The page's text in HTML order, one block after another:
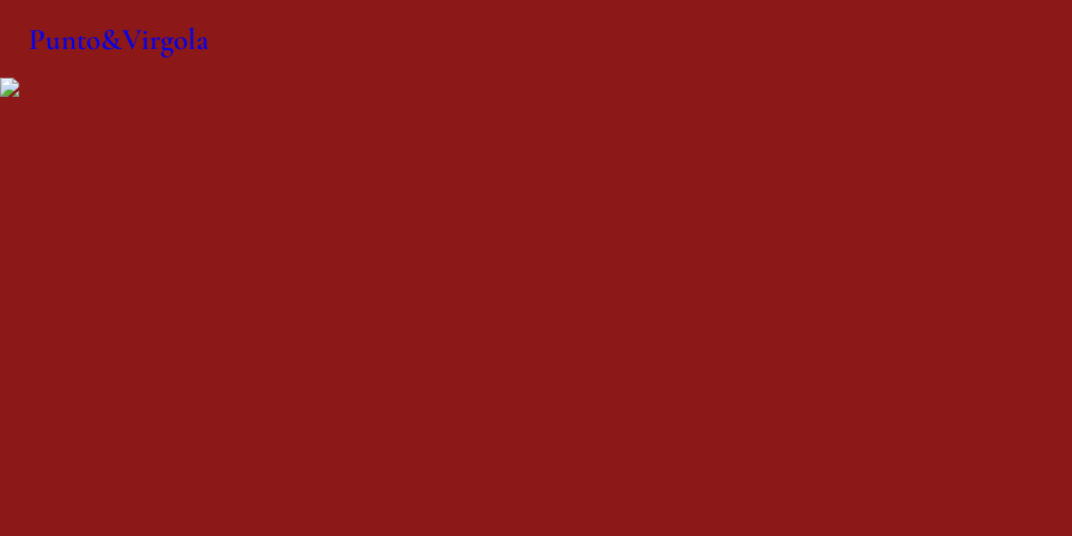
Punto&Virgola